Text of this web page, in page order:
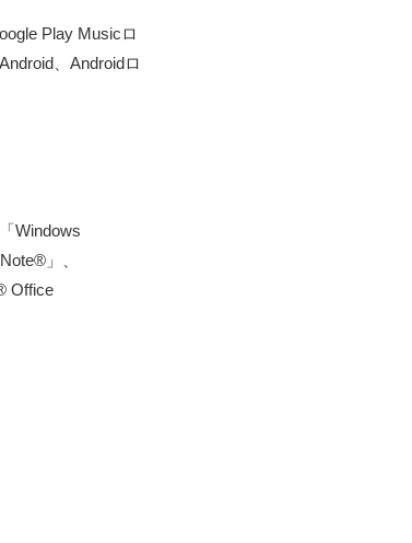
Play Musicロ
、Androidロ
Windows
」、
Office